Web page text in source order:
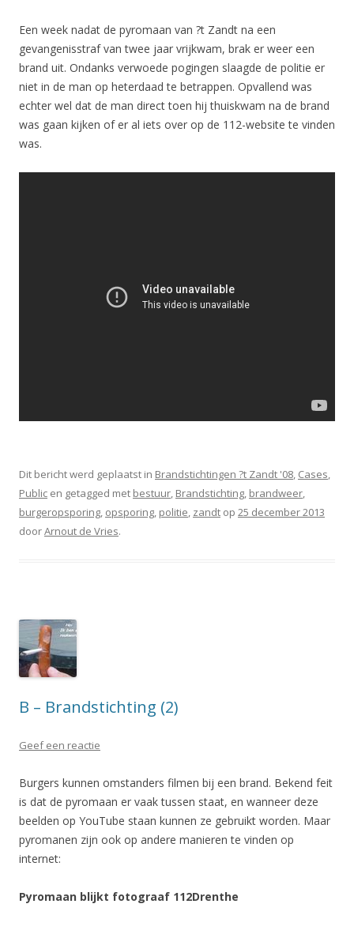
Een week nadat de pyromaan van ?t Zandt na een
gevangenisstraf van twee jaar vrijkwam, brak er weer een
brand uit. Ondanks verwoede pogingen slaagde de politie er
niet in de man op heterdaad te betrappen. Opvallend was
echter wel dat de man direct toen hij thuiskwam na de brand
was gaan kijken of er al iets over op de 112-website te vinden
was.
Dit bericht werd geplaatst in Brandstichtingen ?t Zandt '08, Cases,
Public en getagged met bestuur, Brandstichting, brandweer,
burgeropsporing, opsporing, politie, zandt op 25 december 2013
doorArnout de Vries.
B – Brandstichting (2)
Geef een reactie
Burgers kunnen omstanders filmen bij een brand. Bekend feit
is dat de pyromaan er vaak tussen staat, en wanneer deze
beelden op YouTube staan kunnen ze gebruikt worden. Maar
pyromanen zijn ook op andere manieren te vinden op
internet:
Pyromaan blijkt fotograaf 112Drenthe